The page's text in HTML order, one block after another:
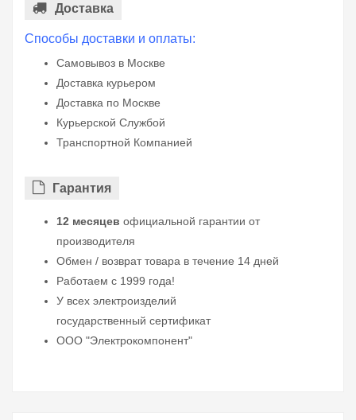
Доставка
Способы доставки и оплаты:
Самовывоз в Москве
Доставка курьером
Доставка по Москве
Курьерской Службой
Транспортной Компанией
Гарантия
12 месяцев официальной гарантии от
производителя
Обмен / возврат товара в течение 14 дней
Работаем с 1999 года!
У всех электроизделий
государственный сертификат
ООО "Электрокомпонент"